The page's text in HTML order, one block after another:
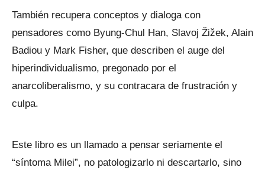
También recupera conceptos y dialoga con
pensadores como Byung-Chul Han, Slavoj Žižek, Alain
Badiou y Mark Fisher, que describen el auge del
hiperindividualismo, pregonado por el
anarcoliberalismo, y su contracara de frustración y
culpa.
Este libro es un llamado a pensar seriamente el
“síntoma Milei”, no patologizarlo ni descartarlo, sino